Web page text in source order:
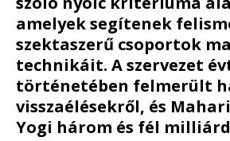
amelyek segítenek
szektaszerű csoportok
technikáit. A szervezet
történetében felmerült
visszaélésekről, és
Yogi három és fél